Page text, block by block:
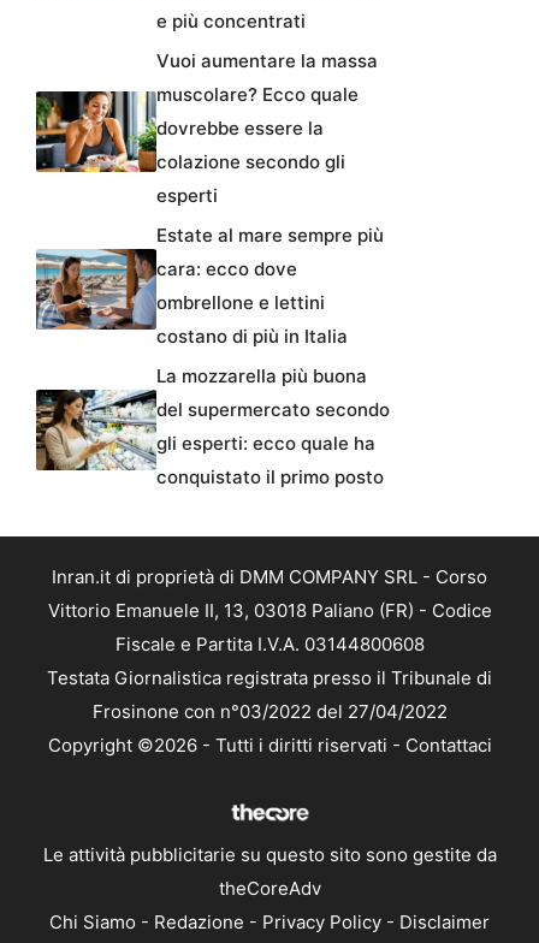
e più concentrati
Vuoi aumentare la massa
muscolare? Ecco quale
dovrebbe essere la
colazione secondo gli
esperti
Estate al mare sempre più
cara: ecco dove
ombrellone e lettini
costano di più in Italia
La mozzarella più buona
del supermercato secondo
gli esperti: ecco quale ha
conquistato il primo posto
Inran.it di proprietà di DMM COMPANY SRL - Corso
Vittorio Emanuele II, 13, 03018 Paliano (FR) - Codice
Fiscale e Partita I.V.A. 03144800608
Testata Giornalistica registrata presso il Tribunale di
Frosinone con n°03/2022 del 27/04/2022
Copyright ©2026 - Tutti i diritti riservati - Contattaci
Le attività pubblicitarie su questo sito sono gestite da
theCoreAdv
Chi Siamo - Redazione - Privacy Policy - Disclaimer